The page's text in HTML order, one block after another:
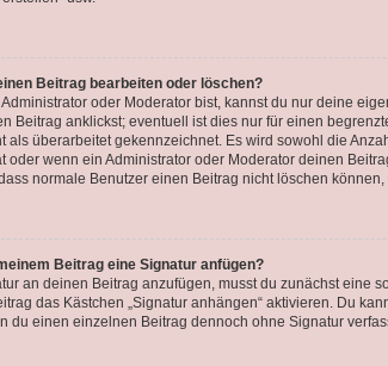
Beitrag bearbeiten oder löschen?
oder Moderator bist, kannst du nur deine
Beitrag anklickst; eventuell ist dies nur für einen
als überarbeitet gekennzeichnet. Es wird sowohl die
oder wenn ein Administrator oder Moderator deinen
normale Benutzer einen Beitrag nicht löschen
Beitrag eine Signatur anfügen?
an deinen Beitrag anzufügen, musst du zunächst eine
das Kästchen „Signatur anhängen“ aktivieren. Du
du einen einzelnen Beitrag dennoch ohne Signatur